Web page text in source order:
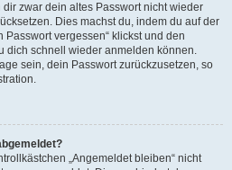
zwar dein altes Passwort nicht wieder
Dies machst du, indem du auf der
Passwort vergessen“ klickst und den
dich schnell wieder anmelden können.
sein, dein Passwort zurückzusetzen, so
„Angemeldet bleiben“ nicht